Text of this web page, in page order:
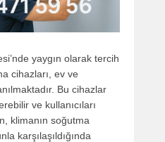
yaygın olarak tercih
cihazları, ev ve
Bu cihazlar
ve kullanıcıları
klimanın soğutma
karşılaşıldığında